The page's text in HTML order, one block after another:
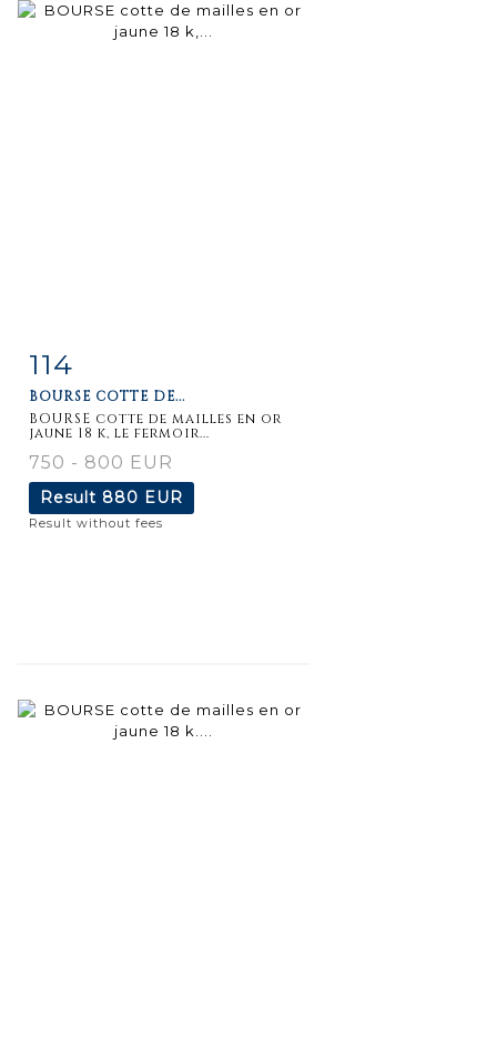
Item detail
114
BOURSE COTTE DE...
BOURSE cotte de mailles en or
jaune 18 k, le fermoir...
750 - 800 EUR
Result 880 EUR
Result without fees